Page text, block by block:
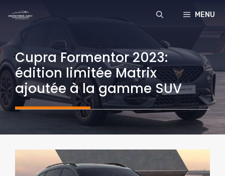
MENU
Cupra Formentor 2023:
édition limitée Matrix
ajoutée à la gamme SUV